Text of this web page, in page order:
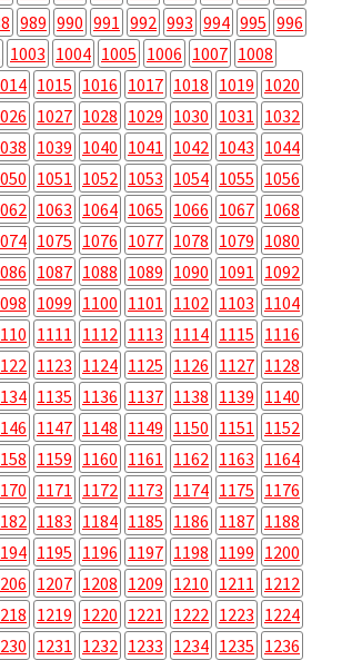
989 990 991 992 993 994 995 996
1003 1004 1005 1006 1007 1008
1015 1016 1017 1018 1019 1020
1027 1028 1029 1030 1031 1032
1039 1040 1041 1042 1043 1044
1051 1052 1053 1054 1055 1056
1063 1064 1065 1066 1067 1068
1075 1076 1077 1078 1079 1080
1087 1088 1089 1090 1091 1092
1099 1100 1101 1102 1103 1104
1111 1112 1113 1114 1115 1116
1123 1124 1125 1126 1127 1128
1135 1136 1137 1138 1139 1140
1147 1148 1149 1150 1151 1152
1159 1160 1161 1162 1163 1164
1171 1172 1173 1174 1175 1176
1183 1184 1185 1186 1187 1188
1195 1196 1197 1198 1199 1200
1207 1208 1209 1210 1211 1212
1219 1220 1221 1222 1223 1224
1231 1232 1233 1234 1235 1236